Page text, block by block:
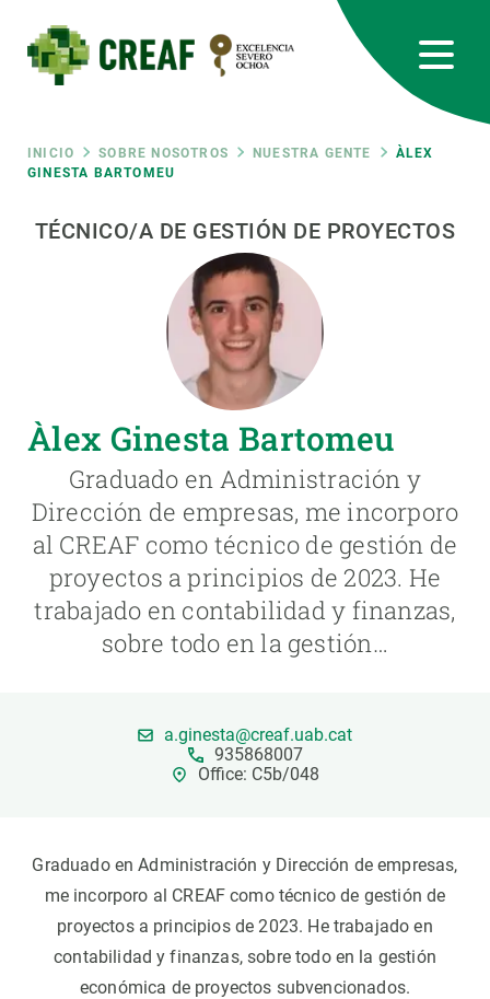
contenido
principal
Ruta
de
navegación
INICIO SOBRE NOSOTROS NUESTRA GENTE
ÀLEX
GINESTA BARTOMEU
TÉCNICO/A DE GESTIÓN DE PROYECTOS
Àlex Ginesta Bartomeu
Graduado en Administración y
Dirección de empresas, me incorporo
al CREAF como técnico de gestión de
proyectos a principios de 2023. He
trabajado en contabilidad y finanzas,
sobre todo en la gestión…
a.ginesta@creaf.uab.cat
935868007
Office: C5b/048
Graduado en Administración y Dirección de empresas,
me incorporo al CREAF como técnico de gestión de
proyectos a principios de 2023. He trabajado en
contabilidad y finanzas, sobre todo en la gestión
económica de proyectos subvencionados.
RRSS
Featured
responsive
Responsive
menu
CIENCIA EN ACCIÓN
ÚNETE A NOSOTROS
PARTICIPA
NOTICIAS Y AGENDA